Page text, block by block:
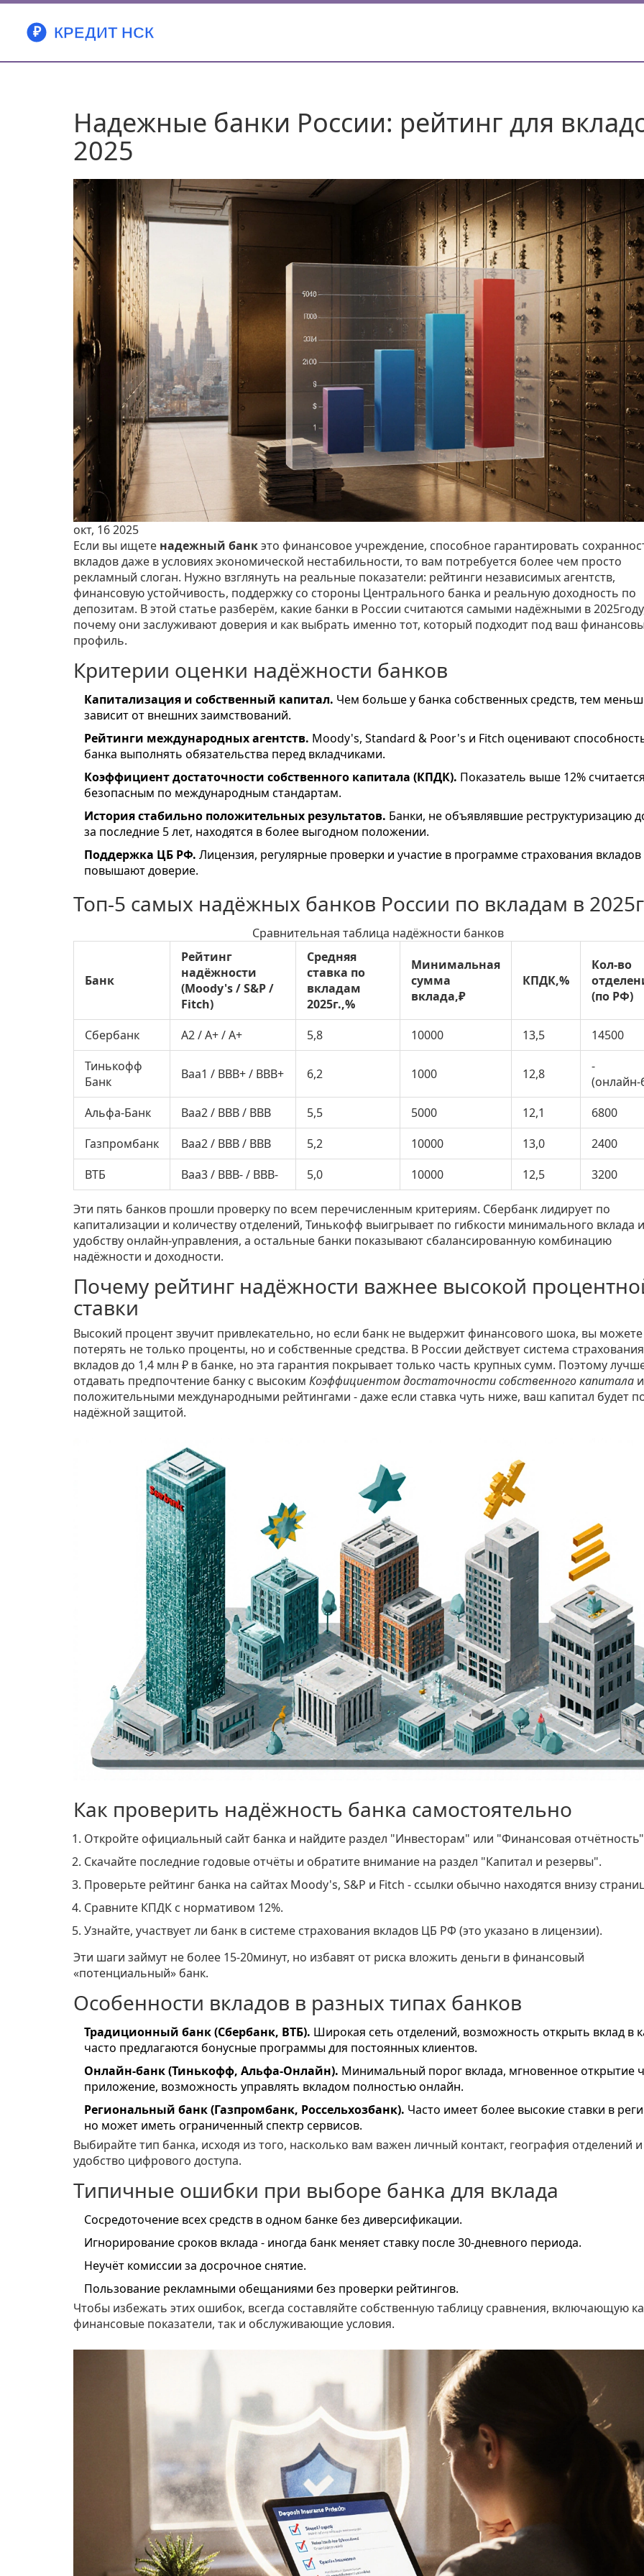
Надежные банки России: рейтинг для
2025
окт, 16 2025
Если вы ищете надежный банкэто финансовое учреждение, способное гарантировать
вкладов даже в условиях экономической нестабильности, то вам потребуется более чем просто
рекламный слоган. Нужно взглянуть на реальные показатели: рейтинги независимых агентств,
финансовую устойчивость, поддержку со стороны Центрального банка и реальную доходность по
депозитам. В этой статье разберём, какие банки в России считаются самыми надёжными в
почему они заслуживают доверия и как выбрать именно тот, который подходит под ваш
профиль.
Критерии оценки надёжности банков
Капитализация и собственный капитал. Чем больше у банка собственных средств, тем
зависит от внешних заимствований.
Рейтинги международных агентств. Moody's, Standard & Poor's и Fitch оценивают
банка выполнять обязательства перед вкладчиками.
Коэффициент достаточности собственного капитала (КПДК). Показатель выше 12%
безопасным по международным стандартам.
История стабильно положительных результатов. Банки, не объявлявшие реструктуризацию
за последние 5 лет, находятся в более выгодном положении.
Поддержка ЦБ РФ. Лицензия, регулярные проверки и участие в программе страхования вкладов
повышают доверие.
Топ‑5 самых надёжных банков России по вкладам в
Сравнительная таблица надёжности банков
Банк
Рейтинг
надёжности
(Moody's / S&P /
Fitch)
Средняя
ставка по
вкладам
2025г.,%
Минимальная
сумма
вклада,₽
КПДК,%
Кол‑во
(по РФ)
Сбербанк A2 / A+ / A+ 5,8 10000 13,5
14500
Тинькофф
Банк
Baa1 / BBB+ / BBB+ 6,2 1000 12,8
-
Альфа‑Банк
Baa2 / BBB / BBB 5,5 5000 12,1
6800
Газпромбанк
Baa2 / BBB / BBB 5,2 10000 13,0
2400
ВТБ
Baa3 / BBB‑ / BBB‑ 5,0 10000 12,5 3200
Эти пять банков прошли проверку по всем перечисленным критериям. Сбербанк лидирует по
капитализации и количеству отделений, Тинькофф выигрывает по гибкости минимального вклада и
удобству онлайн‑управления, а остальные банки показывают сбалансированную комбинацию
надёжности и доходности.
Почему рейтинг надёжности важнее высокой
ставки
Высокий процент звучит привлекательно, но если банк не выдержит финансового шока, вы можете
потерять не только проценты, но и собственные средства. В России действует система страхования
вкладов до 1,4 млн ₽ в банке, но эта гарантия покрывает только часть крупных сумм. Поэтому
отдавать предпочтение банку с высоким Коэффициентом достаточности собственного капитала и
положительными международными рейтингами - даже если ставка чуть ниже, ваш капитал будет
надёжной защитой.
Как проверить надёжность банка самостоятельно
Откройте официальный сайт банка и найдите раздел "Инвесторам" или "Финансовая
Скачайте последние годовые отчёты и обратите внимание на раздел "Капитал и резервы".
Проверьте рейтинг банка на сайтах Moody's, S&P и Fitch - ссылки обычно находятся внизу
Сравните КПДК с нормативом 12%.
Узнайте, участвует ли банк в системе страхования вкладов ЦБ РФ (это указано в лицензии).
Эти шаги займут не более 15‑20минут, но избавят от риска вложить деньги в финансовый
«потенциальный» банк.
Особенности вкладов в разных типах банков
Традиционный банк (Сбербанк, ВТБ). Широкая сеть отделений, возможность открыть вклад в
часто предлагаются бонусные программы для постоянных клиентов.
Онлайн‑банк (Тинькофф, Альфа‑Онлайн). Минимальный порог вклада, мгновенное открытие
приложение, возможность управлять вкладом полностью онлайн.
Региональный банк (Газпромбанк, Россельхозбанк). Часто имеет более высокие ставки в
но может иметь ограниченный спектр сервисов.
Выбирайте тип банка, исходя из того, насколько вам важен личный контакт, география отделений и
удобство цифрового доступа.
Типичные ошибки при выборе банка для вклада
Сосредоточение всех средств в одном банке без диверсификации.
Игнорирование сроков вклада - иногда банк меняет ставку после 30‑дневного периода.
Неучёт комиссии за досрочное снятие.
Пользование рекламными обещаниями без проверки рейтингов.
Чтобы избежать этих ошибок, всегда составляйте собственную таблицу сравнения, включающую
финансовые показатели, так и обслуживающие условия.